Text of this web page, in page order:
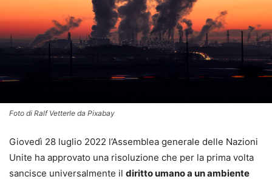
Foto di Ralf Vetterle da Pixabay
Giovedì 28 luglio 2022 l’Assemblea generale delle Nazioni
Unite ha approvato una risoluzione che per la prima volta
sancisce universalmente il diritto umano a un ambiente